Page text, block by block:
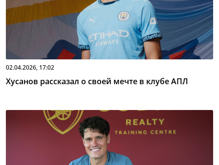
02.04.2026, 17:02
Хусанов рассказал о своей мечте в клубе АПЛ